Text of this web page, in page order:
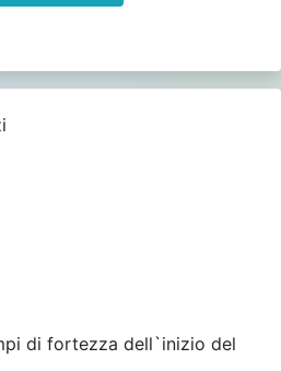
di fortezza dell`inizio del